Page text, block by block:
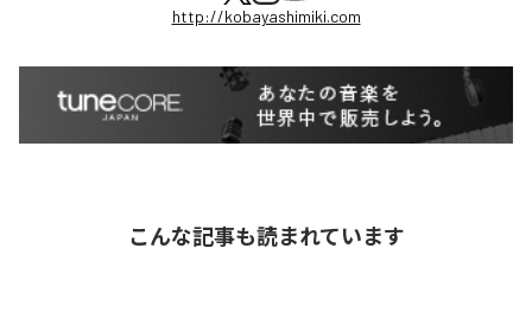
http://kobayashimiki.com
こんな記事も読まれています